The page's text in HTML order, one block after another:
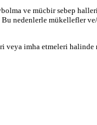
ve mücbir sebep
mükellefler
veya imha etmeleri